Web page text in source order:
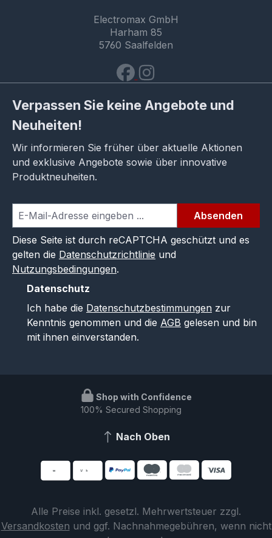
Electromax GmbH
Harham 85
5760 Saalfelden
Verpassen Sie keine Angebote und
Neuheiten!
Wir informieren Sie früher über aktuelle Aktionen
und exklusive Angebote sowie über innovative
Produktneuheiten.
Absenden
Diese Seite ist durch reCAPTCHA geschützt und es
gelten die Datenschutzrichtlinie und
Nutzungsbedingungen.
Datenschutz
Ich habe die Datenschutzbestimmungen zur
Kenntnis genommen und die AGB gelesen und bin
mit ihnen einverstanden.
Shop with Confidence
100% Secured Shopping
Nach Oben
Alle Preise inkl. gesetzl. Mehrwertsteuer zzgl.
Versandkosten und ggf. Nachnahmegebühren, wenn nicht